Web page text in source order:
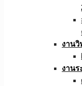
งานวิ
งาน